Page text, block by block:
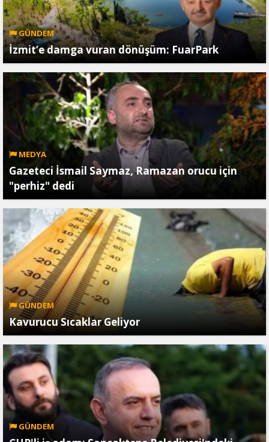
GÜNDEM
İzmit’e damga vuran dönüşüm: FuarPark
MEDYA
Gazeteci İsmail Saymaz, Ramazan orucu için
"perhiz" dedi
GÜNDEM
Kavurucu Sıcaklar Geliyor
GÜNDEM